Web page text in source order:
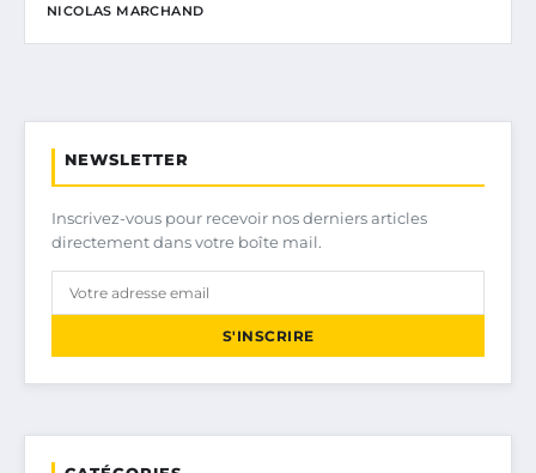
NICOLAS MARCHAND
NEWSLETTER
Inscrivez-vous pour recevoir nos derniers articles
directement dans votre boîte mail.
S'INSCRIRE